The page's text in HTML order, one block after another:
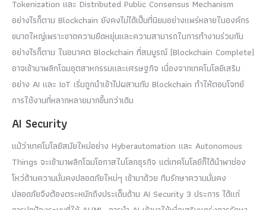
Tokenization และ Distributed Public Consensus Mechanism
อย่างไรก็ตาม Blockchain ยังคงไม่ได้เป็นที่นิยมอย่างแพร่หลายในองค์กร
ขนาดใหญ่เพราะขาดความยืดหยุ่นและความสามารถในการทำงานร่วมกัน
อย่างไรก็ตาม ในอนาคต Blockchain ที่สมบูรณ์ (Blockchain Complete)
อาจเข้ามาพลิกโฉมอุตสาหกรรมและเศรษฐกิจ เนื่องจากเทคโนโลยีเสริม
อย่าง AI และ IoT เริ่มถูกนำเข้าไปผสานกับ Blockchain ทำให้ตอบโจทย์
การใช้งานที่หลากหลายมากขึ้นกว่าเดิม
AI Security
แม้ว่าเทคโนโลยีสมัยใหม่อย่าง Hyberautomation และ Autonomous
Things จะเข้ามาพลิกโฉมโอกาสในโลกธุรกิจ แต่เทคโนโลยีก็ได้นำพาช่อง
โหว่ด้านความมั่นคงปลอดภัยใหม่ๆ เข้ามาด้วย ทีมรักษาความมั่นคง
ปลอดภัยจึงต้องตระหนักถึงประเด็นด้าน AI Security 3 ประการ ได้แก่